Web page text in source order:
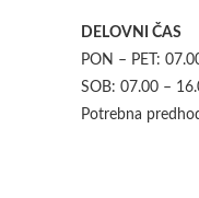
DELOVNI ČAS
PON – PET:
SOB: 07.00 –
Potrebna